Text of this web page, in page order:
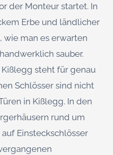
der Monteur startet. In
Erbe und ländlicher
wie man es erwarten
sauber.
steht für genau
Schlösser sind nicht
in Kißlegg. In den
rund um
Einsteckschlösser